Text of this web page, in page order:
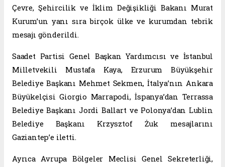
Çevre, Şehircilik ve İklim Değişikliği Bakanı Murat
Kurum’un yanı sıra birçok ülke ve kurumdan tebrik
mesajı gönderildi.
Saadet Partisi Genel Başkan Yardımcısı ve İstanbul
Milletvekili Mustafa Kaya, Erzurum Büyükşehir
Belediye Başkanı Mehmet Sekmen, İtalya’nın Ankara
Büyükelçisi Giorgio Marrapodi, İspanya’dan Terrassa
Belediye Başkanı Jordi Ballart ve Polonya’dan Lublin
Belediye Başkanı Krzysztof Żuk mesajlarını
Gaziantep’e iletti.
Ayrıca Avrupa Bölgeler Meclisi Genel Sekreterliği,